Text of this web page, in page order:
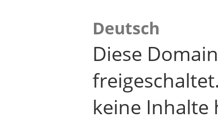
Deutsch
Diese
keine Inhalte